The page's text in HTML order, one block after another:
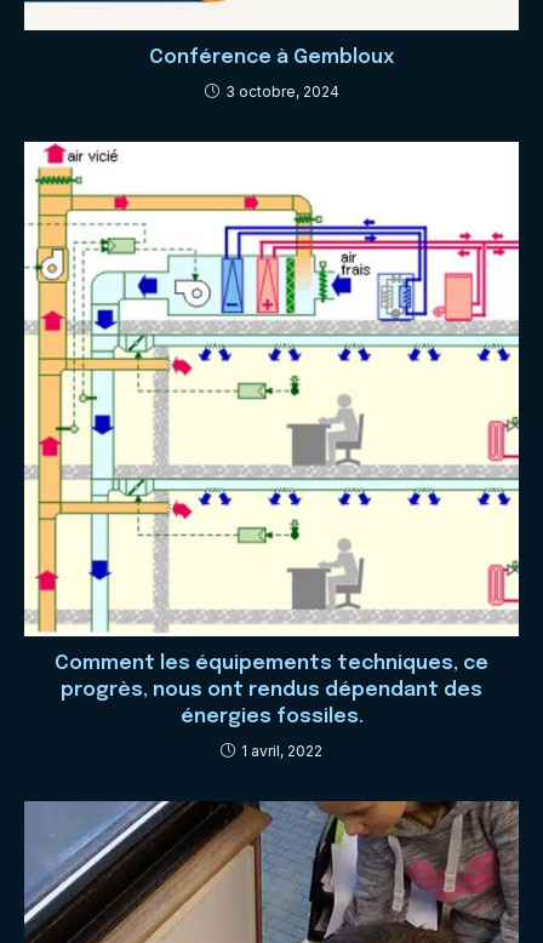
Conférence à Gembloux
3 octobre, 2024
Comment les équipements techniques, ce
progrès, nous ont rendus dépendant des
énergies fossiles.
1 avril, 2022